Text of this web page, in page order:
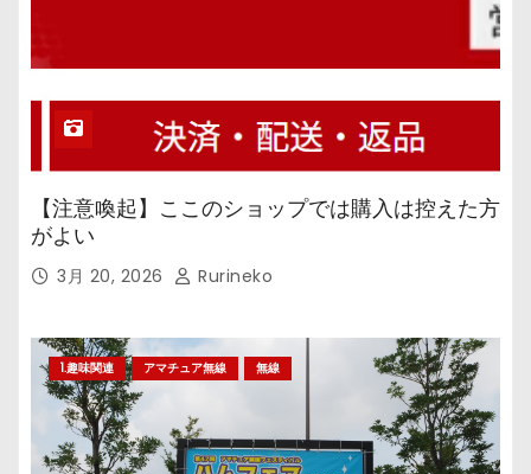
【注意喚起】ここのショップでは購入は控えた方
がよい
3月 20, 2026 Rurineko
1.趣味関連 アマチュア無線 無線